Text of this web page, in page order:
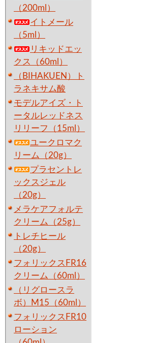
（200ml）
イトメール
（5ml）
リキッドエッ
クス（60ml）
（BIHAKUEN）ト
ラネキサム酸
モデルアイズ・ト
ータルレッドネス
リリーフ（15ml）
ユークロマク
リーム（20g）
プラセントレ
ックスジェル
（20g）
メラケアフォルテ
クリーム（25g）
トレチヒール
（20g）
フォリックスFR16
クリーム（60ml）
（リグロースラ
ボ）M15（60ml）
フォリックスFR10
ローション